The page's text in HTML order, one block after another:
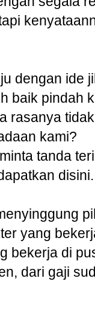
dengan ide
baik pindah
rasanya
kami?
tanda
disini.
yang
bekerja di
dari gaji